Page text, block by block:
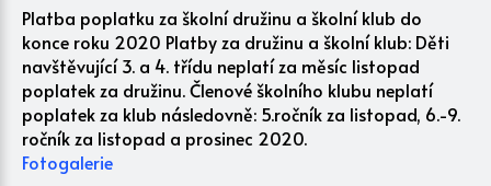
Platba poplatku za školní družinu a školní klub do
konce roku 2020 Platby za družinu a školní klub: Děti
navštěvující 3. a 4. třídu neplatí za měsíc listopad
poplatek za družinu. Členové školního klubu neplatí
poplatek za klub následovně: 5.ročník za listopad, 6.-9.
ročník za listopad a prosinec 2020.
Fotogalerie